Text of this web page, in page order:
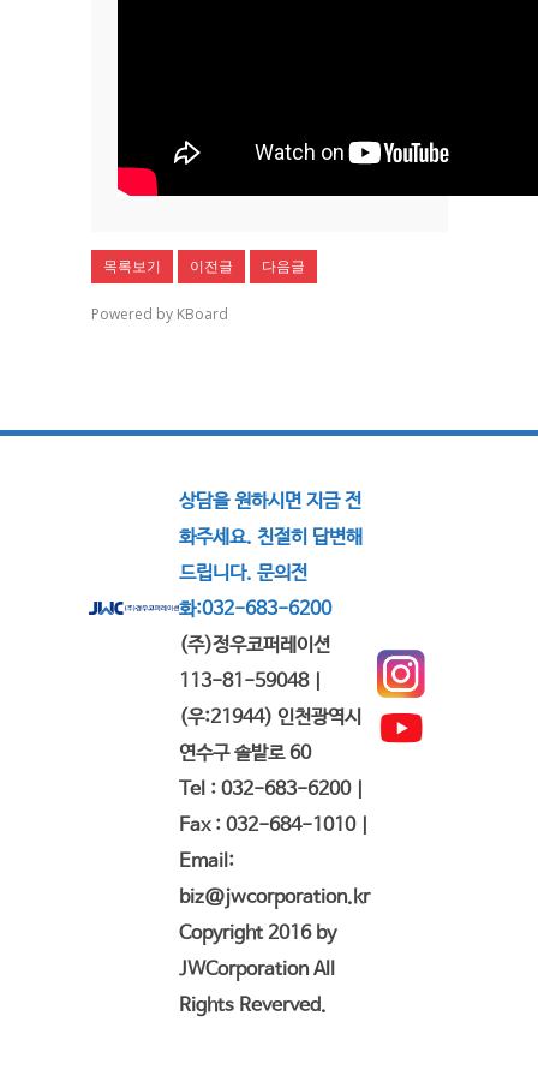
목록보기 이전글 다음글
Powered by KBoard
상담을 원하시면 지금 전
화주세요. 친절히 답변해
드립니다. 문의전
화:032-683-6200
(주)정우코퍼레이션
113-81-59048 |
(우:21944) 인천광역시
연수구 솔밭로 60
Tel : 032-683-6200 |
Fax : 032-684-1010 |
Email:
biz@jwcorporation.kr
Copyright 2016 by
JWCorporation All
Rights Reverved.